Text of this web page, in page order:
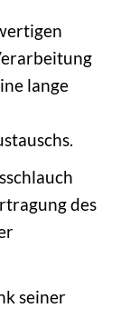
lange
des
seiner